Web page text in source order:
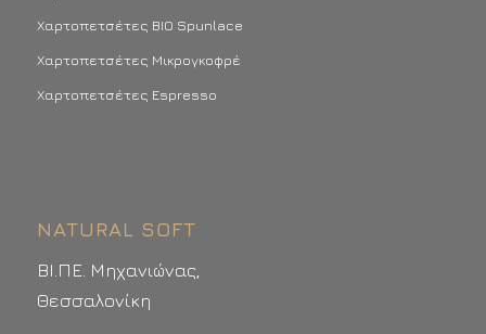
Χαρτοπετσέτες BIO Spunlace
Χαρτοπετσέτες Μικρογκοφρέ
Χαρτοπετσέτες Espresso
NATURAL SOFT
ΒΙ.ΠΕ. Μηχανιώνας,
Θεσσαλονίκη